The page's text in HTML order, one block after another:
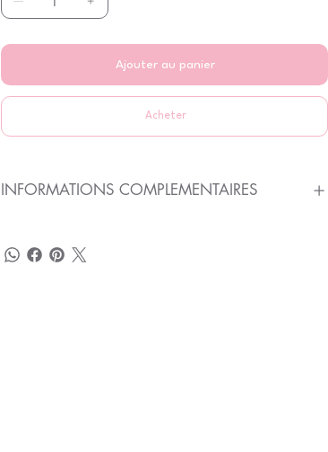
Ajouter au panier
Acheter
INFORMATIONS COMPLEMENTAIRES